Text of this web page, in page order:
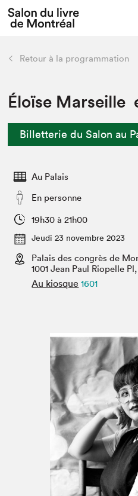
Espace exposant⋅e⋅s
Espace enseignant·e·s
Espace médias
L'événement
Préparer sa visite
Actualités
SLM PRO
retour
Préparer sa visite
Salon dans la ville et en
Projets partenaires
Liens pratiques
Retour à la programmation
Éloïse Marseille
Billetterie du Salon au
Au Palais
En personne
19h30 à 21h00
Jeudi 23 novembre 2023
Palais des congrès de
1001 Jean Paul Riopelle Pl,
Au kiosque 1601